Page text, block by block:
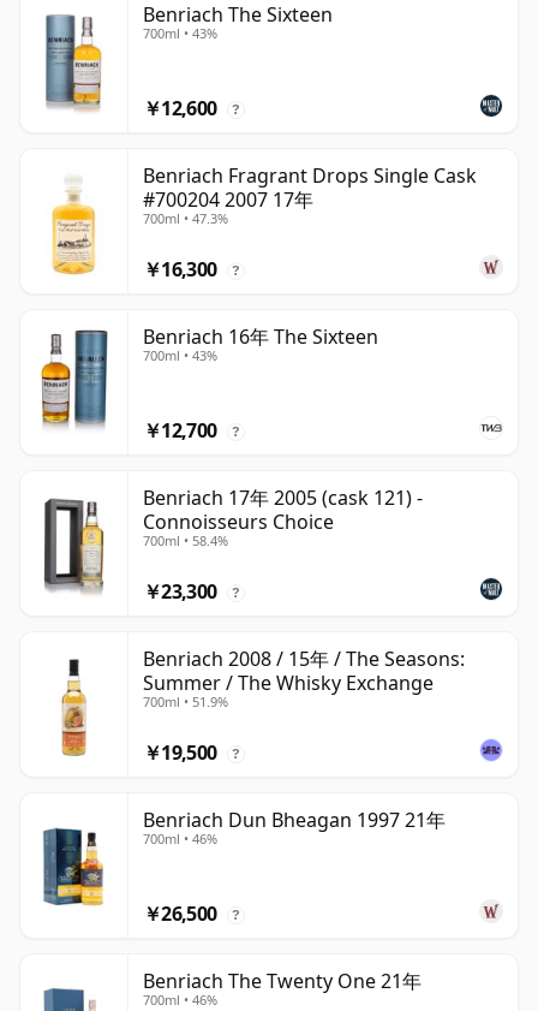
Benriach The Sixteen
700ml • 43%
￥12,600 ?
Benriach Fragrant Drops Single Cask
#700204 2007 17年
700ml • 47.3%
￥16,300 ?
Benriach 16年 The Sixteen
700ml • 43%
￥12,700 ?
Benriach 17年 2005 (cask 121) -
Connoisseurs Choice
700ml • 58.4%
￥23,300 ?
Benriach 2008 / 15年 / The Seasons:
Summer / The Whisky Exchange
700ml • 51.9%
￥19,500 ?
Benriach Dun Bheagan 1997 21年
700ml • 46%
￥26,500 ?
Benriach The Twenty One 21年
700ml • 46%